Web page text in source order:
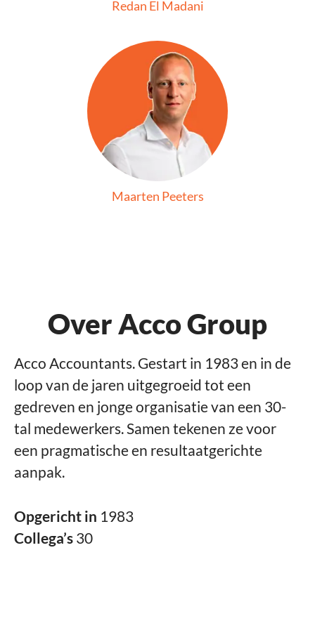
Redan El Madani
Maarten Peeters
Over Acco Group
Acco Accountants. Gestart in 1983 en in de
loop van de jaren uitgegroeid tot een
gedreven en jonge organisatie van een 30-
tal medewerkers. Samen tekenen ze voor
een pragmatische en resultaatgerichte
aanpak.
Opgericht in 1983
Collega’s 30